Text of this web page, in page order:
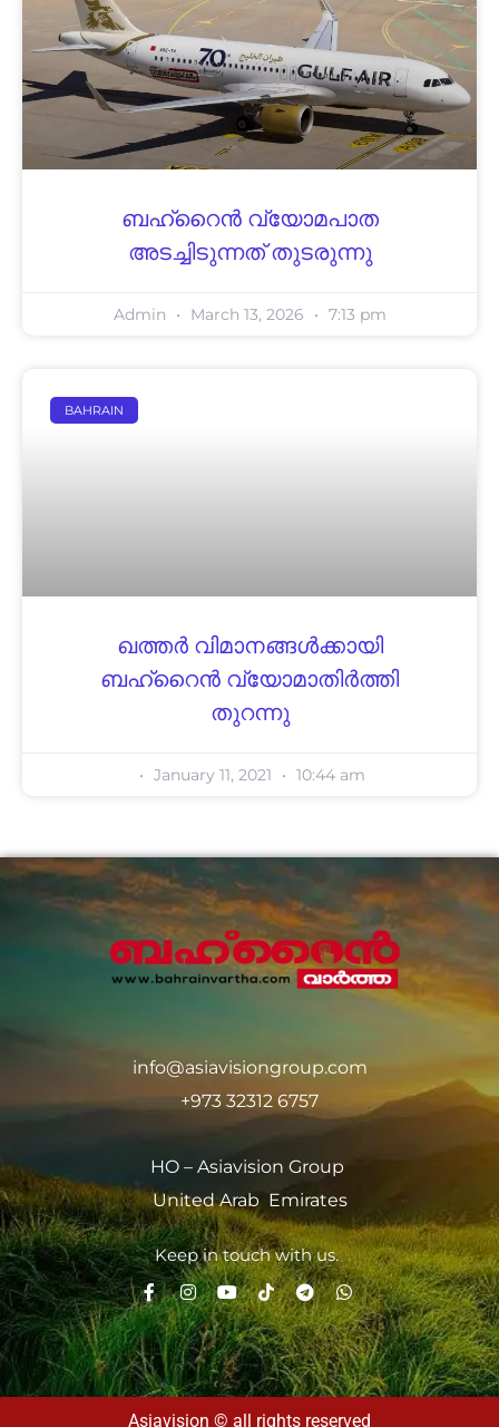
ബഹ്റൈന്‍ വ്യോമപാത
അടച്ചിടുന്നത് തുടരുന്നു
Admin March 13, 2026 7:13 pm
BAHRAIN
ഖത്തർ വിമാനങ്ങൾക്കായി
ബഹ്‌റൈൻ വ്യോമാതിർത്തി
തുറന്നു
January 11, 2021 10:44 am
info@asiavisiongroup.com
+973 32312 6757
HO – Asiavision Group
United Arab Emirates
Keep in touch with us.
Asiavision © all rights reserved